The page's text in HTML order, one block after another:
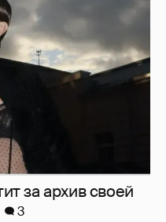
за архив своей
3